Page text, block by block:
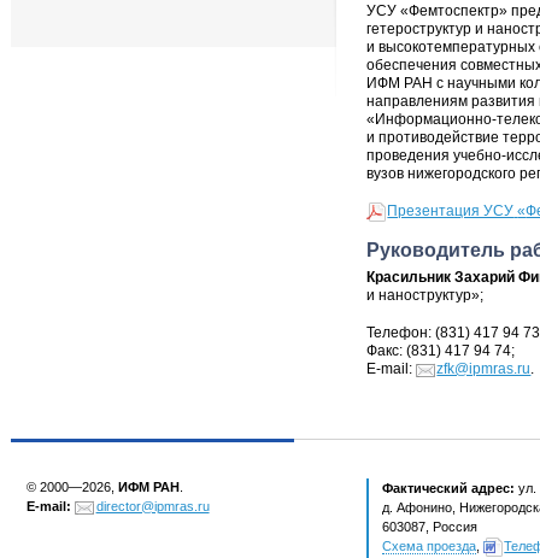
УСУ «Фемтоспектр»
гетероструктур и
и высокотемпературных
обеспечения
ИФМ РАН с научными
направлениям развития
«Информационно-
и противодействие
проведенияучебно-
вузов нижегородского
Презентация УСУ «
Руководитель
Красильник Захарий
и наноструктур»;
Телефон: (831) 417 94
Факс: (831) 417 94 74;
E-mail:
zfk@ipmras.ru.
© 2000—2026,ИФМ РАН
E-mail:
director@ipmras.ru
Фактический адрес: ул.
д. Афонино,
603087, Россия
Схема проезда ,